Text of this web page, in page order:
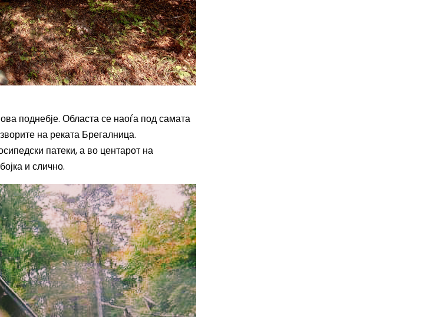
поднебје. Областа се наоѓа под самата
на реката Брегалница.
патеки, а во центарот на
и слично.